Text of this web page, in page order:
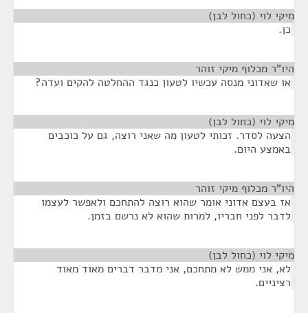
מיקי לוי (כחול לבן)
כן.
היו"ר מכלוף מיקי זוהר
או שאדוני מנסה עכשיו לטעון כנגד ההחלטה להקים ועדה?
מיקי לוי (כחול לבן)
הצעה לסדר. זכותי לטעון מה שאני רוצה, גם על כוכבים
באמצע היום.
היו"ר מכלוף מיקי זוהר
אז בעצם אדוני אומר שהוא רוצה להתחכם ולאפשר לעצמו
לדבר לפני חבריו, למרות שהוא לא נרשם בזמן.
מיקי לוי (כחול לבן)
לא, אני ממש לא מתחכם, אני מדבר דברים מאוד מאוד
רציניים.